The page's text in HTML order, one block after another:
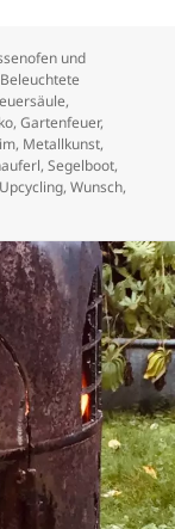
und
Beleuchtete
,
,Gartenfeuer,
, Metallkunst,
,Segelboot,
Upcycling,Wunsch,